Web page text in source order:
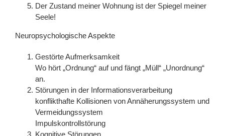
Der Zustand meiner Wohnung ist der Spiegel meiner
Seele!
Neuropsychologische Aspekte
Gestörte Aufmerksamkeit
Wo hört „Ordnung“ auf und fängt „Müll“ „Unordnung“
an.
Störungen in der Informationsverarbeitung
konflikthafte Kollisionen von Annäherungssystem und
Vermeidungssystem
Impulskontrollstörung